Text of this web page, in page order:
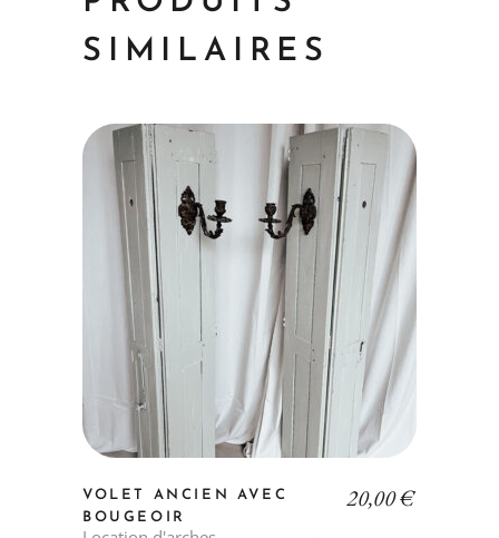
SIMILAIRES
VOLET ANCIEN AVEC
BOUGEOIR
20,00€